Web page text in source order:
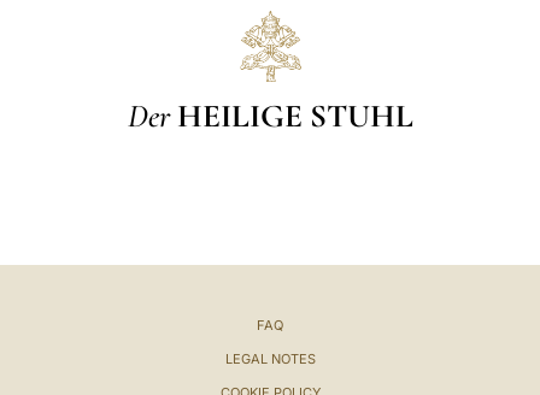
Der HEILIGE STUHL
FAQ
LEGAL NOTES